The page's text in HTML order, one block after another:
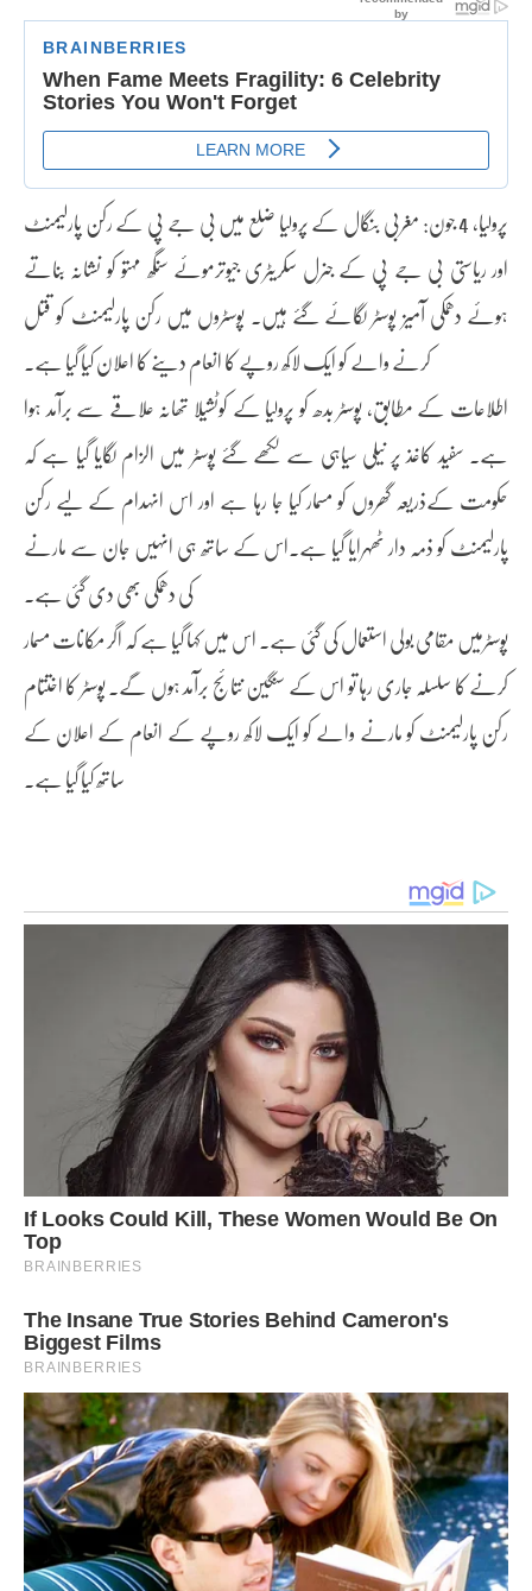
پرولیا، 4 جون: مغربی بنگال کے پرولیا ضلع میں بی جے پی کے رکن پارلیمنٹ
اور ریاستی بی جے پی کے جنرل سکریٹری جیوترموئے سنگھ مہتو کو نشانہ بناتے
ہوئے دھمکی آمیز پوسٹر لگائے گئے ہیں۔ پوسٹروں میں رکن پارلیمنٹ کو قتل
کرنے والے کو ایک لاکھ روپے کا انعام دینے کا اعلان کیا گیا ہے۔
اطلاعات کے مطابق، پوسٹر بدھ کو پرولیا کے کوٹشیلا تھانہ علاقے سے برآمد ہوا
ہے۔ سفید کاغذ پر نیلی سیاہی سے لکھے گئے پوسٹر میں الزام لگایا گیا ہے کہ
حکومت کےذریعہ گھروں کو مسمار کیا جا رہا ہے اور اس انہدام کے لیے رکن
پارلیمنٹ کو ذمہ دار ٹھہرایا گیا ہے۔اس کے ساتھ ہی انہیں جان سے مارنے
کی دھمکی بھی دی گئی ہے۔
پوسٹرمیں مقامی بولی استعمال کی گئی ہے۔ اس میں کہا گیا ہے کہ اگر مکانات مسمار
کرنے کا سلسلہ جاری رہا تو اس کے سنگین نتائج برآمد ہوں گے۔ پوسٹر کا اختتام
رکن پارلیمنٹ کو مارنے والے کو ایک لاکھ روپے کے انعام کے اعلان کے
ساتھ کیا گیا ہے۔